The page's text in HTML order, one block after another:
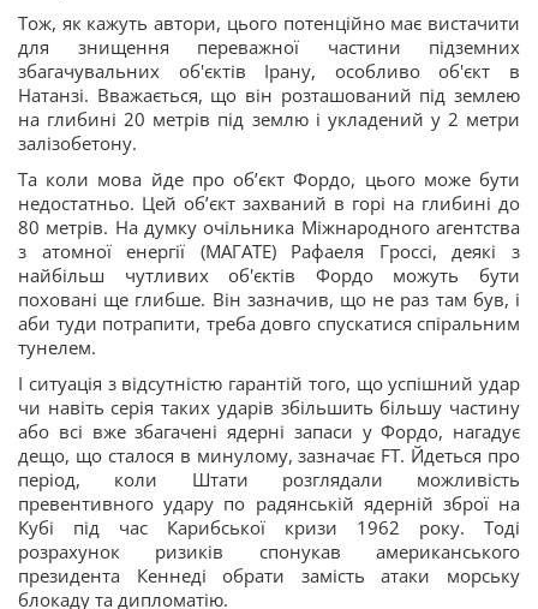
Тож, як кажуть автори, цього потенційно має вистачити
для знищення переважної частини підземних
збагачувальних об'єктів Ірану, особливо об'єкт в
Натанзі. Вважається, що він розташований під землею
на глибині 20 метрів під землю і укладений у 2 метри
залізобетону.
Та коли мова йде про обʼєкт Фордо, цього може бути
недостатньо. Цей обʼєкт захваний в горі на глибині до
80 метрів. На думку очільника Міжнародного агентства
з атомної енергії (МАГАТЕ) Рафаеля Гроссі, деякі з
найбільш чутливих об'єктів Фордо можуть бути
поховані ще глибше. Він зазначив, що не раз там був, і
аби туди потрапити, треба довго спускатися спіральним
тунелем.
І ситуація з відсутністю гарантій того, що успішний удар
чи навіть серія таких ударів збільшить більшу частину
або всі вже збагачені ядерні запаси у Фордо, нагадує
дещо, що сталося в минулому, зазначає FT. Йдеться про
період, коли Штати розглядали можливість
превентивного удару по радянській ядерній зброї на
Кубі під час Карибської кризи 1962 року. Тоді
розрахунок ризиків спонукав американського
президента Кеннеді обрати замість атаки морську
блокаду та дипломатію.